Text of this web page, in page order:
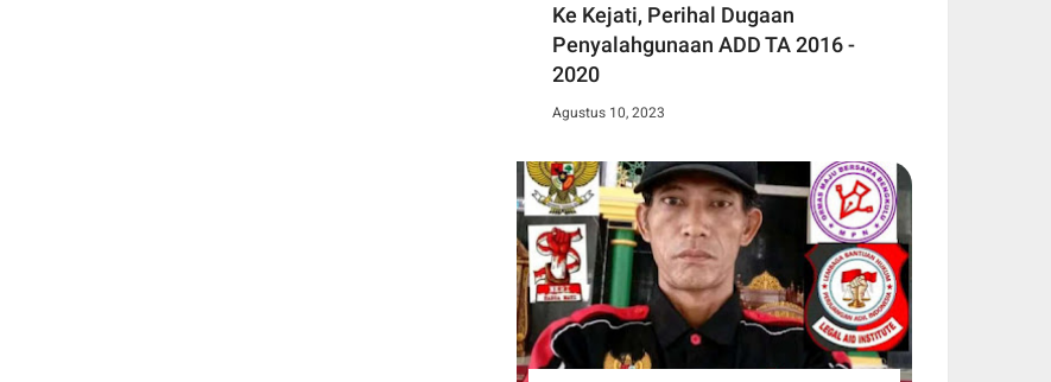
Ke Kejati, Perihal Dugaan
Penyalahgunaan ADD TA 2016 -
2020
Agustus 10, 2023